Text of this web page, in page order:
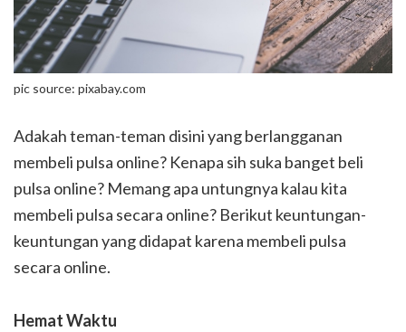
pic source: pixabay.com
Adakah teman-teman disini yang berlangganan
membeli pulsa online? Kenapa sih suka banget beli
pulsa online? Memang apa untungnya kalau kita
membeli pulsa secara online? Berikut keuntungan-
keuntungan yang didapat karena membeli pulsa
secara online.
Hemat Waktu